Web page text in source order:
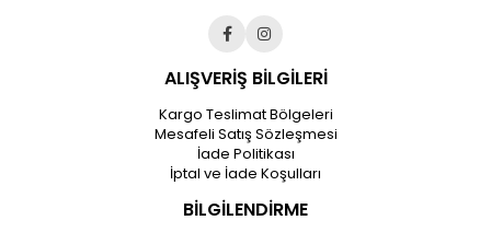
ALIŞVERİŞ BİLGİLERİ
Kargo Teslimat Bölgeleri
Mesafeli Satış Sözleşmesi
İade Politikası
İptal ve İade Koşulları
BİLGİLENDİRME